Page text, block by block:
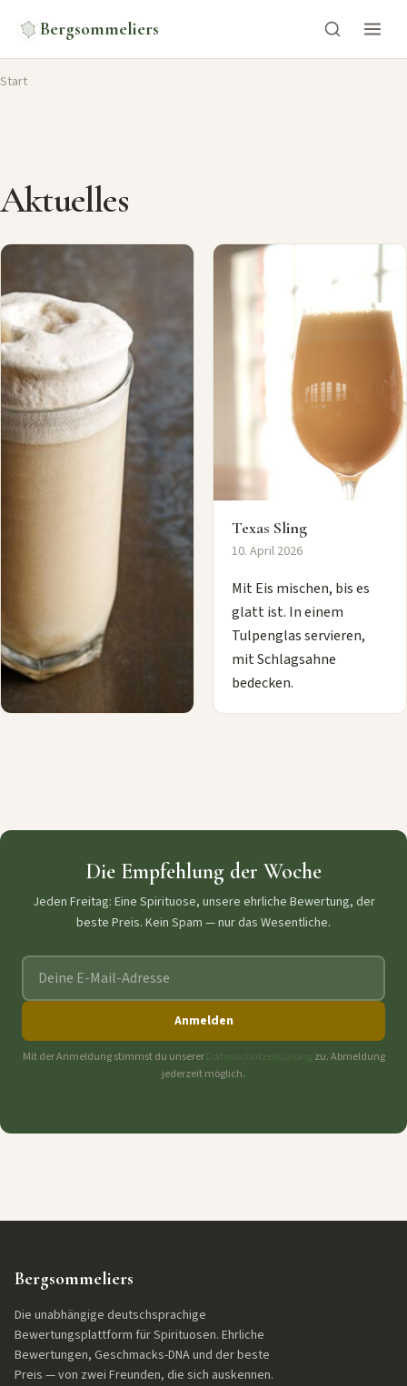
Bergsommeliers
Start
Aktuelles
Eis. Füge alle Liköre
Texas Sling
10. April 2026
Mit Eis mischen, bis es
glatt ist. In einem
Tulpenglas servieren,
mit Schlagsahne
bedecken.
Die Empfehlung der Woche
Jeden Freitag: Eine Spirituose, unsere ehrliche Bewertung, der
beste Preis. Kein Spam — nur das Wesentliche.
E-Mail-Adresse
Anmelden
Mit der Anmeldung stimmst du unserer
zu. Abmeldung
jederzeit möglich.
Bergsommeliers
Die unabhängige deutschsprachige
Bewertungsplattform für Spirituosen. Ehrliche
Bewertungen, Geschmacks-DNA und der beste
Preis — von zwei Freunden, die sich auskennen.